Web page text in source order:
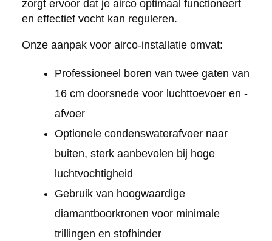
zorgt ervoor dat je airco optimaal functioneert
en effectief vocht kan reguleren.
Onze aanpak voor airco-installatie omvat:
Professioneel boren van twee gaten van
16 cm doorsnede voor luchttoevoer en -
afvoer
Optionele condenswaterafvoer naar
buiten, sterk aanbevolen bij hoge
luchtvochtigheid
Gebruik van hoogwaardige
diamantboorkronen voor minimale
trillingen en stofhinder